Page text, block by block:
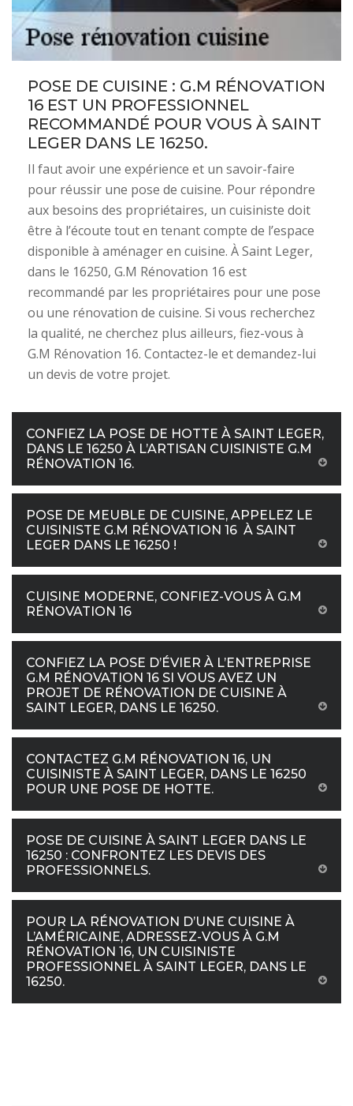
POSE DE CUISINE : G.M RÉNOVATION
16 EST UN PROFESSIONNEL
RECOMMANDÉ POUR VOUS À SAINT
LEGER DANS LE 16250.
Il faut avoir une expérience et un savoir-faire
pour réussir une pose de cuisine. Pour répondre
aux besoins des propriétaires, un cuisiniste doit
être à l’écoute tout en tenant compte de l’espace
disponible à aménager en cuisine. À Saint Leger,
dans le 16250, G.M Rénovation 16 est
recommandé par les propriétaires pour une pose
ou une rénovation de cuisine. Si vous recherchez
la qualité, ne cherchez plus ailleurs, fiez-vous à
G.M Rénovation 16. Contactez-le et demandez-lui
un devis de votre projet.
CONFIEZ LA POSE DE HOTTE À SAINT LEGER,
DANS LE 16250 À L’ARTISAN CUISINISTE G.M
RÉNOVATION 16.
POSE DE MEUBLE DE CUISINE, APPELEZ LE
CUISINISTE G.M RÉNOVATION 16 À SAINT
LEGER DANS LE 16250 !
CUISINE MODERNE, CONFIEZ-VOUS À G.M
RÉNOVATION 16
CONFIEZ LA POSE D’ÉVIER À L’ENTREPRISE
G.M RÉNOVATION 16 SI VOUS AVEZ UN
PROJET DE RÉNOVATION DE CUISINE À
SAINT LEGER, DANS LE 16250.
CONTACTEZ G.M RÉNOVATION 16, UN
CUISINISTE À SAINT LEGER, DANS LE 16250
POUR UNE POSE DE HOTTE.
POSE DE CUISINE À SAINT LEGER DANS LE
16250 : CONFRONTEZ LES DEVIS DES
PROFESSIONNELS.
POUR LA RÉNOVATION D’UNE CUISINE À
L’AMÉRICAINE, ADRESSEZ-VOUS À G.M
RÉNOVATION 16, UN CUISINISTE
PROFESSIONNEL À SAINT LEGER, DANS LE
16250.